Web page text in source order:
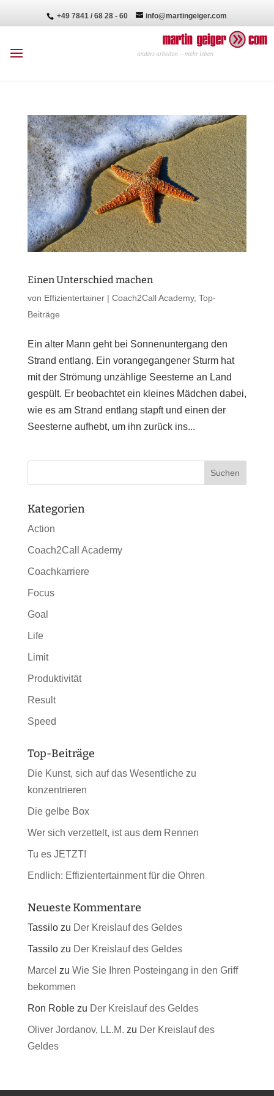
+49 7841 / 68 28 - 60 info@martingeiger.com
Einen Unterschied machen
von Effizientertainer| Coach2Call Academy, Top-
Beiträge
Ein alter Mann geht bei Sonnenuntergang den
Strand entlang. Ein vorangegangener Sturm hat
mit der Strömung unzählige Seesterne an Land
gespült. Er beobachtet ein kleines Mädchen dabei,
wie es am Strand entlang stapft und einen der
Seesterne aufhebt, um ihn zurück ins...
Kategorien
Action
Coach2Call Academy
Coachkarriere
Focus
Goal
Life
Limit
Produktivität
Result
Speed
Top-Beiträge
Die Kunst, sich auf das Wesentliche zu
konzentrieren
Die gelbe Box
Wer sich verzettelt, ist aus dem Rennen
Tu es JETZT!
Endlich: Effizientertainment für die Ohren
Neueste Kommentare
Tassilozu Der Kreislauf des Geldes
Tassilozu Der Kreislauf des Geldes
Marcel zu Wie Sie Ihren Posteingang in den Griff
bekommen
Ron Roblezu Der Kreislauf des Geldes
Oliver Jordanov, LL.M. zu Der Kreislauf des
Geldes